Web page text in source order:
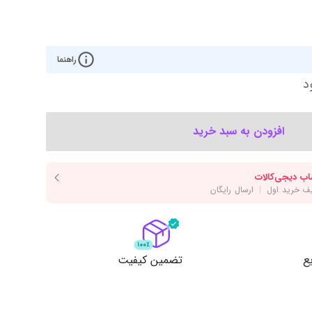
تغذیه (پاور)
راهنما
افزودن به سبد خرید
تضمین کیفیت